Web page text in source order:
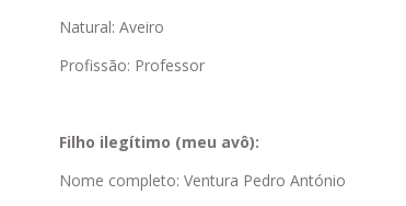
Natural: Aveiro
Profissão: Professor
Filho ilegítimo (meu avô):
Nome completo: Ventura Pedro António